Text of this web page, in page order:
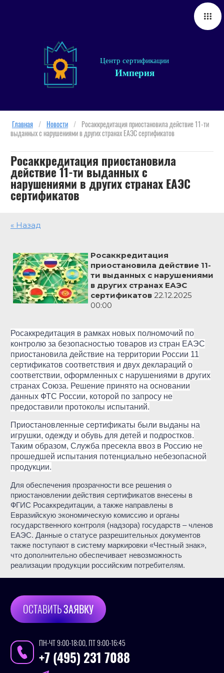
Империя
Центр сертификации
Главная / Новости /
Росаккредитация приостановила действие 11-ти
выданных с нарушениями в других странах ЕАЭС сертификатов
Росаккредитация приостановила
действие 11-ти выданных с
нарушениями в других странах ЕАЭС
сертификатов
« Назад
Росаккредитация
приостановила действие 11-
ти выданных с нарушениями
в других странах ЕАЭС
сертификатов22.12.2025
00:00
Росаккредитация в рамках новых полномочий по
контролю за безопасностью товаров из стран ЕАЭС
приостановила действие на территории России 11
сертификатов соответствия и двух деклараций о
соответствии, оформленных с нарушениями в других
странах Союза. Решение принято на основании
данных ФТС России, которой по запросу не
предоставили протоколы испытаний.
Приостановленные сертификаты были выданы на
игрушки, одежду и обувь для детей и подростков.
Таким образом, Служба пресекла ввоз в Россию не
прошедшей испытания потенциально небезопасной
продукции.
Для обеспечения прозрачности все решения о
приостановлении действия сертификатов внесены в
ФГИС Росаккредитации, а также направлены в
Евразийскую экономическую комиссию и органы
государственного контроля (надзора) государств – членов
ЕАЭС. Данные о статусе разрешительных документов
также поступают в систему маркировки «Честный знак»,
что дополнительно обеспечивает невозможность
реализации продукции российским потребителям.
ОСТАВИТЬЗАЯВКУ
ПН-ЧТ 9:00-18:00, ПТ 9:00-16:45
+7 (495) 231 7088